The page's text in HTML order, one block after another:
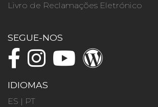
Livro de Reclamações Eletrónico
SEGUE-NOS
IDIOMAS
ES | PT